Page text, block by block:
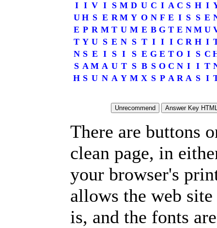
I I V I S M D U C I A C S H I
U H S E R M Y O N F E I S S E
E P R M T U M E B G T E N M U
T Y U S E N S T I I I C R H I
N S E I S I S E G E T O I S C
S A M A U T S B S O C N I I T
H S U N A Y M X S P A R A S I
There are buttons
clean page, in
your browser's
allows the web
is, and the fonts